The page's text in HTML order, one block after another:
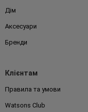
Дім
Аксесуари
Бренди
Клієнтам
Правила та умови
Watsons Club